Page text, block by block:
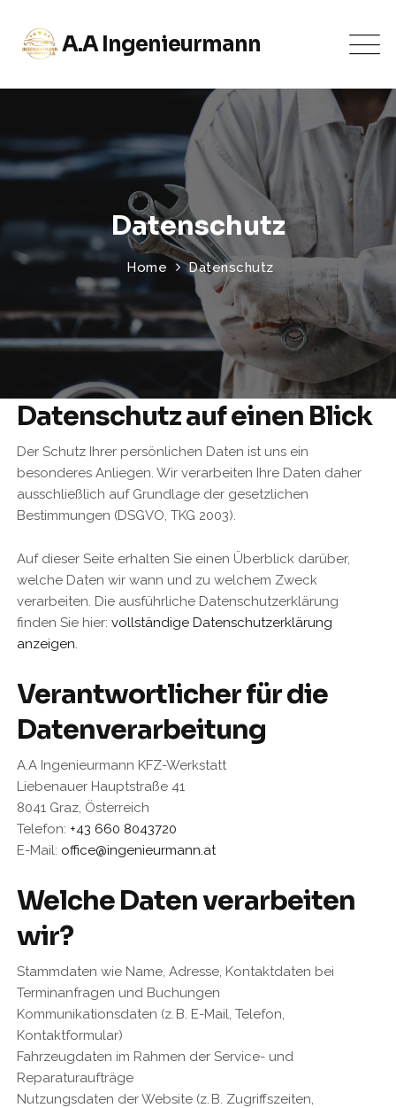
A.A Ingenieurmann
Datenschutz
Home Datenschutz
Datenschutz auf einen Blick
Der Schutz Ihrer persönlichen Daten ist uns ein
besonderes Anliegen. Wir verarbeiten Ihre Daten daher
ausschließlich auf Grundlage der gesetzlichen
Bestimmungen (DSGVO, TKG 2003).
Auf dieser Seite erhalten Sie einen Überblick darüber,
welche Daten wir wann und zu welchem Zweck
verarbeiten. Die ausführliche Datenschutzerklärung
finden Sie hier:vollständige Datenschutzerklärung
anzeigen.
Verantwortlicher für die
Datenverarbeitung
A.A Ingenieurmann KFZ-Werkstatt
Liebenauer Hauptstraße 41
8041 Graz, Österreich
Telefon: +43 660 8043720
E-Mail: office@ingenieurmann.at
Welche Daten verarbeiten
wir?
Stammdaten wie Name, Adresse, Kontaktdaten bei
Terminanfragen und Buchungen
Kommunikationsdaten (z. B. E-Mail, Telefon,
Kontaktformular)
Fahrzeugdaten im Rahmen der Service- und
Reparaturaufträge
Nutzungsdaten der Website (z. B. Zugriffszeiten,